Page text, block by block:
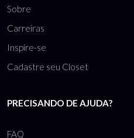
Sobre
Carreiras
Inspire-se
Cadastre seu Closet
PRECISANDO DE AJUDA?
FAQ